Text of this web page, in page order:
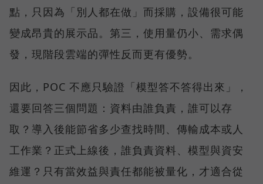
點，只因為「別人都在做」而採購，設備很可能
變成昂貴的展示品。第三，使用量仍小、需求偶
發，現階段雲端的彈性反而更有優勢。
因此，POC 不應只驗證「模型答不答得出來」，
還要回答三個問題：資料由誰負責，誰可以存
取？導入後能節省多少查找時間、傳輸成本或人
工作業？正式上線後，誰負責資料、模型與資安
維運？只有當效益與責任都能被量化，才適合從